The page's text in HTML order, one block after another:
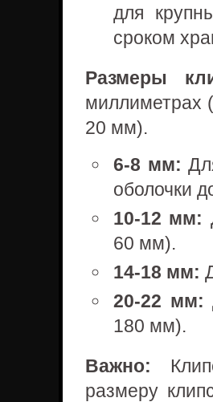
для
сроком
Размеры
20 мм).
6-8 мм:
оболочки
10-12 мм:
60 мм).
14-18 мм:
20-22 мм:
180 мм).
Важно:
размеру